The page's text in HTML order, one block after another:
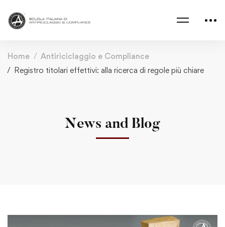
Home
Antiriciclaggio e Compliance
Registro titolari effettivi: alla ricerca di regole più chiare
News and Blog